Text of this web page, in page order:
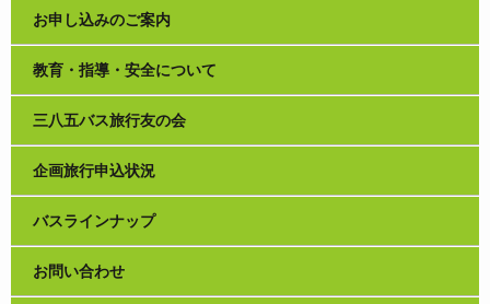
お申し込みのご案内
教育・指導・安全について
三八五バス旅行友の会
企画旅行申込状況
バスラインナップ
お問い合わせ